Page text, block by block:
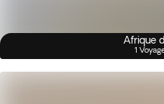
Afrique
1